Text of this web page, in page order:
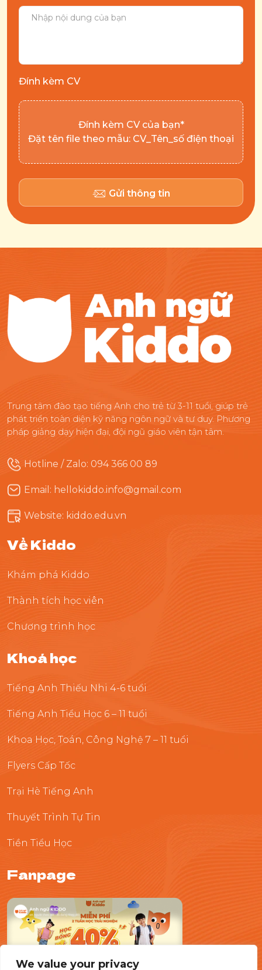
We value your privacy
Đính kèm CV
Đính kèm CV của bạn*
Đặt tên file theo mẫu: CV_Tên_số điện thoại
Gửi thông tin
Trung tâm đào tạo tiếng Anh cho trẻ từ 3-11 tuổi, giúp trẻ
phát triển toàn diện kỹ năng ngôn ngữ và tư duy. Phương
pháp giảng dạy hiện đại, đội ngũ giáo viên tận tâm.
Hotline / Zalo: 094 366 00 89
Email: hellokiddo.info@gmail.com
Website: kiddo.edu.vn
Về Kiddo
Khám phá Kiddo
Thành tích học viên
Chương trình học
Khoá học
Tiếng Anh Thiếu Nhi 4-6 tuổi
Tiếng Anh Tiểu Học 6 – 11 tuổi
Khoa Học, Toán, Công Nghệ 7 – 11 tuổi
Flyers Cấp Tốc
Trại Hè Tiếng Anh
Thuyết Trình Tự Tin
Tiền Tiểu Học
Fanpage